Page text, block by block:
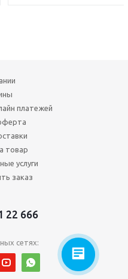
платежей
товар
услуги
заказ
22 666
сетях: